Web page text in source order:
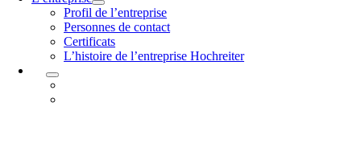
Profil de l’entreprise
Personnes de contact
Certificats
L’histoire de l’entreprise Hochreiter